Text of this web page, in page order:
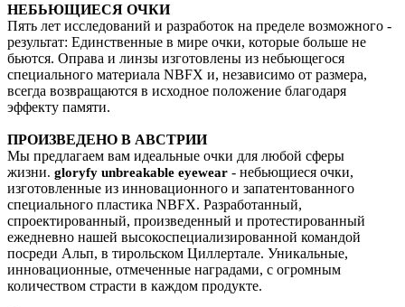
НЕБЬЮЩИЕСЯ ОЧКИ
Пять лет исследований и разработок на пределе возможного -
результат: Единственные в мире очки, которые больше не
бьются. Оправа и линзы изготовлены из небьющегося
специального материала NBFX и, независимо от размера,
всегда возвращаются в исходное положение благодаря
эффекту памяти.
ПРОИЗВЕДЕНО В АВСТРИИ
Мы предлагаем вам идеальные очки для любой сферы
жизни. gloryfy unbreakable eyewear - небьющиеся очки,
изготовленные из инновационного и запатентованного
специального пластика NBFX. Разработанный,
спроектированный, произведенный и протестированный
ежедневно нашей высокоспециализированной командой
посреди Альп, в тирольском Циллертале. Уникальные,
инновационные, отмеченные наградами, с огромным
количеством страсти в каждом продукте.